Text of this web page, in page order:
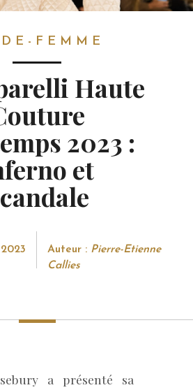
FEMME
Haute
2023 :
et
Auteur : Pierre-Etienne
Callies
a présenté sa